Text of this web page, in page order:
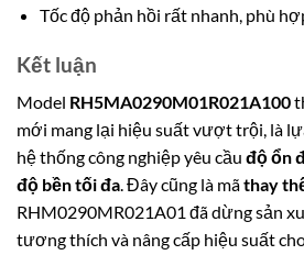
Tốc độ phản hồi rất nhanh, phù
Kết luận
Model RH5MA0290M01R021A100
mới mang lại hiệu suất vượt trội, là
hệ thống công nghiệp yêu cầu độ ổn
độ bền tối đa. Đây cũng là mãthay
RHM0290MR021A01 đã dừng sản
tương thích và nâng cấp hiệu suất